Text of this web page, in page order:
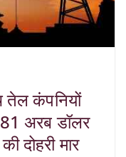
तेल कंपनियों
81 अरब डॉलर
दोहरी मार